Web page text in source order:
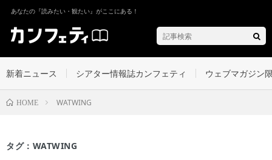
あなたの『読みたい・観たい』がここにある！
新着ニュース シアター情報誌カンフェティ ウェブマガジン
HOME WATWING
タグ：WATWING